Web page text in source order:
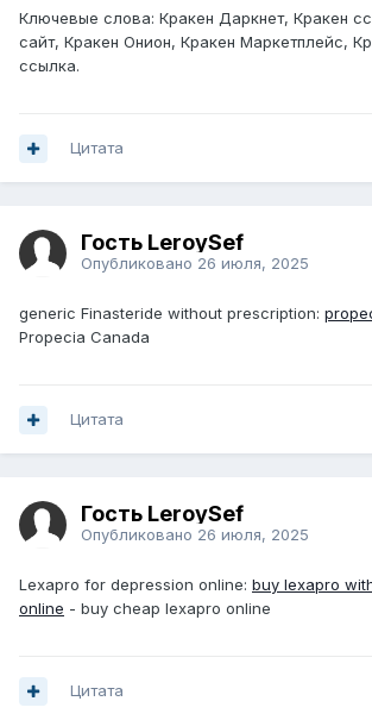
Ключевые слова: Кракен Даркнет, Кракен
сайт, Кракен Онион, Кракен Маркетплейс,
ссылка.
Цитата
Гость LeroySef
Опубликовано 26 июля, 2025
generic Finasteride without prescription:
Propecia Canada
Цитата
Гость LeroySef
Опубликовано 26 июля, 2025
Lexapro for depression online: buy lexapro
online - buy cheap lexapro online
Цитата